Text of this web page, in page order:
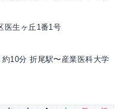
医生ヶ丘1番1号
10分 折尾駅〜産業医科大学